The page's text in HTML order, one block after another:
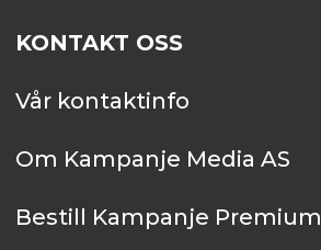
KONTAKT OSS
Vår kontaktinfo
Om Kampanje Media AS
Bestill Kampanje Premium